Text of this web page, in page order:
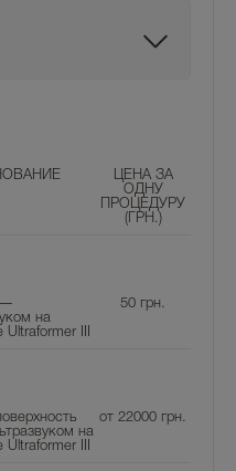
ЦЕНА ЗА
ОДНУ
ПРОЦЕДУРУ
(ГРН.)
—
на
Ultraformer III
50 грн.
на
Ultraformer III
от 22000 грн.